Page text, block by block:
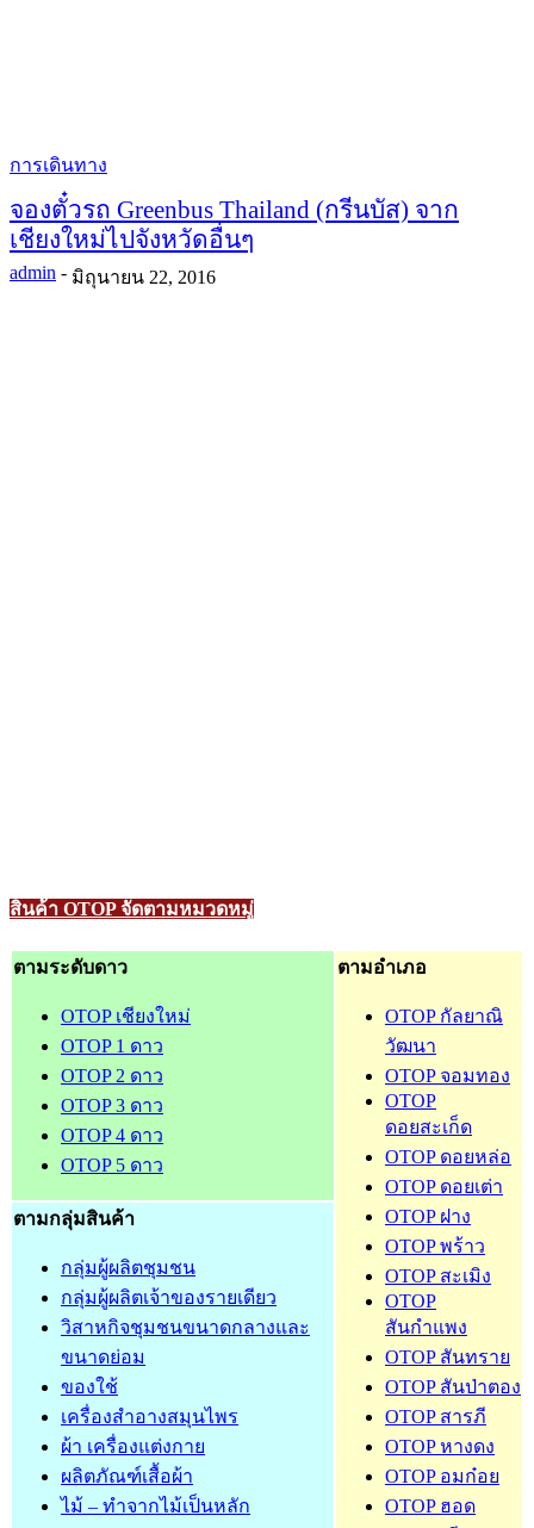
การเดินทาง
จองตั๋วรถ Greenbus Thailand (กรีนบัส) จาก
เชียงใหม่ไปจังหวัดอื่นๆ
admin - มิถุนายน 22, 2016
สินค้า OTOP จัดตามหมวดหมู่
ตามระดับดาว
OTOP เชียงใหม่
OTOP 1 ดาว
OTOP 2 ดาว
OTOP 3 ดาว
OTOP 4 ดาว
OTOP 5 ดาว
ตามอำเภอ
OTOP กัลยาณิ
วัฒนา
OTOP จอมทอง
OTOP
ดอยสะเก็ด
OTOP ดอยหล่อ
OTOP ดอยเต่า
OTOP ฝาง
OTOP พร้าว
OTOP สะเมิง
OTOP
สันกำแพง
OTOP สันทราย
OTOP สันป่าตอง
OTOP สารภี
OTOP หางดง
OTOP อมก๋อย
OTOP ฮอด
ตามกลุ่มสินค้า
กลุ่มผู้ผลิตชุมชน
กลุ่มผู้ผลิตเจ้าของรายเดียว
วิสาหกิจชุมชนขนาดกลางและ
ขนาดย่อม
ของใช้
เครื่องสำอางสมุนไพร
ผ้า เครื่องแต่งกาย
ผลิตภัณฑ์เสื้อผ้า
ไม้ – ทำจากไม้เป็นหลัก